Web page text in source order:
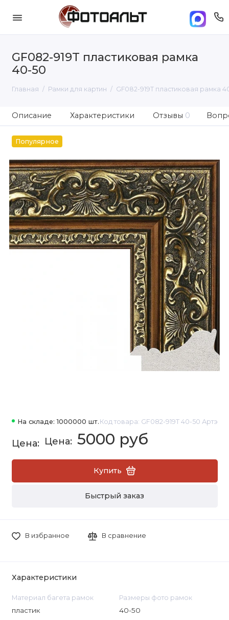
GF082-919T пластиковая рамка
40-50
Главная Рамки для картин GF082-919T пластиковая рамка
Описание Характеристики Отзывы 0
Популярное
На складе: 1000000 шт. Код товара: GF082-919T 40-50 Артэ
5000 руб
Купить
Быстрый заказ
В избранное В сравнение
Характеристики
Материал багета рамок
пластик
Размеры фото рамок
40-50